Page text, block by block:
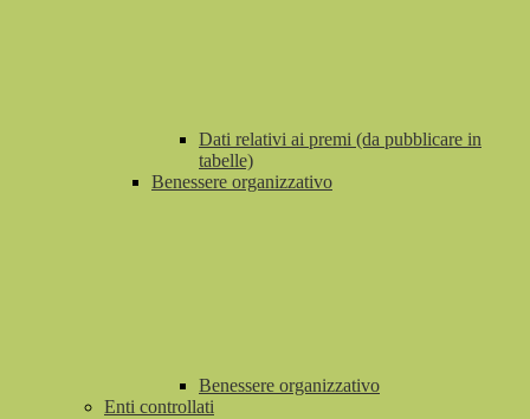
Dati relativi ai premi (da pubblicare in
tabelle)
Benessere organizzativo
Benessere organizzativo
Enti controllati